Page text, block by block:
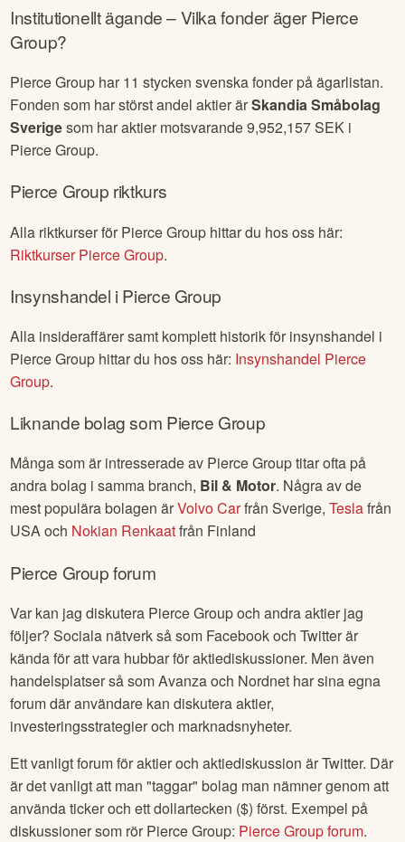
Institutionellt ägande – Vilka fonder ägerPierce
Group?
Pierce Group har 11 stycken svenska fonder på ägarlistan.
Fonden som har störst andel aktier ärSkandia Småbolag
Sverigesom har aktier motsvarande9,952,157SEK i
Pierce Group.
Pierce Group riktkurs
Alla riktkurser för Pierce Group hittar du hos oss här:
RiktkurserPierce Group.
Insynshandel iPierce Group
Alla insideraffärer samt komplett historik för insynshandel i
Pierce Group hittar du hos oss här: Insynshandel Pierce
Group.
Liknande bolag som Pierce Group
Många som är intresserade av Pierce Grouptitar ofta på
andra bolag i samma branch, Bil & Motor. Några av de
mest populära bolagen ärVolvo CarfrånSverige,Teslafrån
USAoch Nokian Renkaatfrån Finland
Pierce Groupforum
Var kan jag diskutera Pierce Groupoch andra aktier jag
följer? Sociala nätverk så som Facebook och Twitter är
kända för att vara hubbar för aktiediskussioner. Men även
handelsplatser så som Avanza och Nordnet har sina egna
forum där användare kan diskutera aktier,
investeringsstrategier och marknadsnyheter.
Ett vanligt forum för aktier och aktiediskussion är Twitter. Där
är det vanligt att man "taggar" bolag man nämner genom att
använda ticker och ett dollartecken ($) först. Exempel på
diskussioner som rör Pierce Group: Pierce Groupforum.